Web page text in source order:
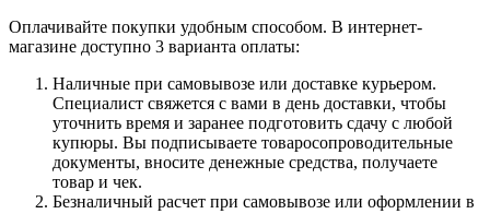
Оплачивайте покупки удобным способом. В интернет-
магазине доступно 3 варианта оплаты:
Наличные при самовывозе или доставке курьером.
Специалист свяжется с вами в день доставки, чтобы
уточнить время и заранее подготовить сдачу с любой
купюры. Вы подписываете товаросопроводительные
документы, вносите денежные средства, получаете
товар и чек.
Безналичный расчет при самовывозе или оформлении в